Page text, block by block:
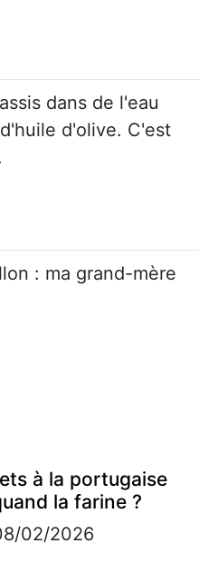
dans de l'eau
d'olive. C'est
: ma grand-mère
à la portugaise
la farine ?
02/2026